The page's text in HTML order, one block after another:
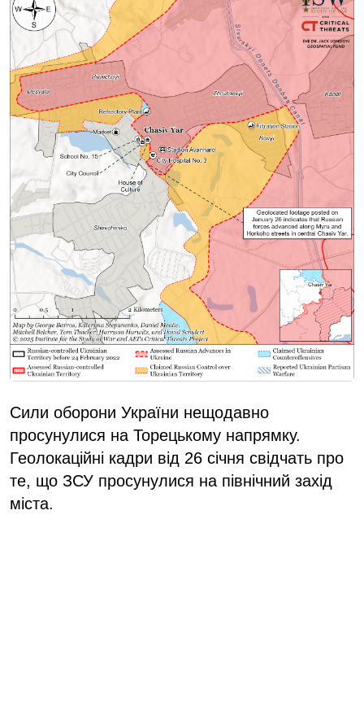
Сили оборони України нещодавно
просунулися на Торецькому напрямку.
Геолокаційні кадри від 26 січня свідчать про
те, що ЗСУ просунулися на північний захід
міста.